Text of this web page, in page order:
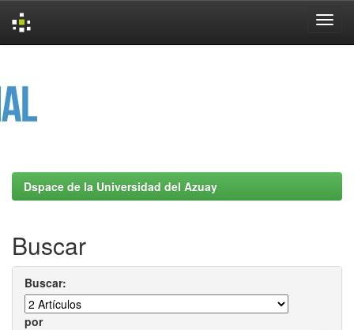
Dspace de la Universidad del Azuay
Buscar
Buscar:
por